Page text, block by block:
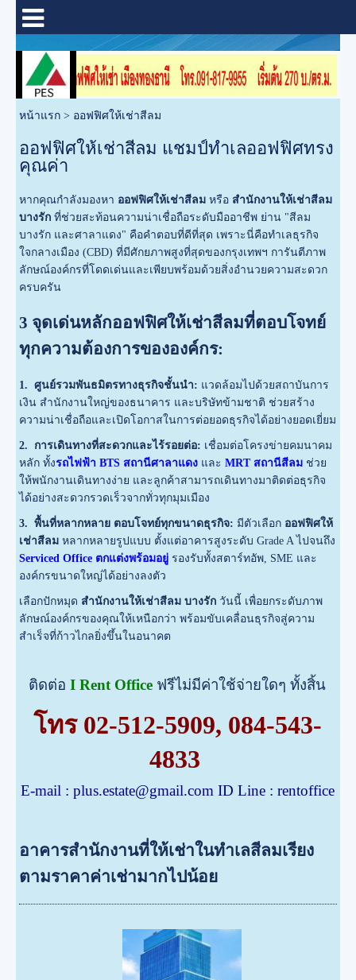
หน้าแรก > ออฟฟิศให้เช่าสีลม
ออฟฟิศให้เช่าสีลม แชมป์ทำเลออฟฟิศทรง
คุณค่า
หากคุณกำลังมองหา ออฟฟิศให้เช่าสีลม หรือ สำนักงานให้เช่าสีลม
บางรัก ที่ช่วยสะท้อนความน่าเชื่อถือระดับมืออาชีพ ย่าน "สีลม
บางรัก และศาลาแดง" คือคำตอบที่ดีที่สุด เพราะนี่คือทำเลธุรกิจ
ใจกลางเมือง (CBD) ที่มีศักยภาพสูงที่สุดของกรุงเทพฯ การันตีภาพ
ลักษณ์องค์กรที่โดดเด่นและเพียบพร้อมด้วยสิ่งอำนวยความสะดวก
ครบครัน
3 จุดเด่นหลักออฟฟิศให้เช่าสีลมที่ตอบโจทย์
ทุกความต้องการขององค์กร:
1. ศูนย์รวมพันธมิตรทางธุรกิจชั้นนำ: แวดล้อมไปด้วยสถาบันการ
เงิน สำนักงานใหญ่ของธนาคาร และบริษัทข้ามชาติ ช่วยสร้าง
ความน่าเชื่อถือและเปิดโอกาสในการต่อยอดธุรกิจได้อย่างยอดเยี่ยม
2. การเดินทางที่สะดวกและไร้รอยต่อ: เชื่อมต่อโครงข่ายคมนาคม
หลัก ทั้งรถไฟฟ้า BTS สถานีศาลาแดง และMRT สถานีสีลม ช่วย
ให้พนักงานเดินทางง่าย และลูกค้าสามารถเดินทางมาติดต่อธุรกิจ
ได้อย่างสะดวกรวดเร็วจากทั่วทุกมุมเมือง
3. พื้นที่หลากหลาย ตอบโจทย์ทุกขนาดธุรกิจ: มีตัวเลือก ออฟฟิศให้
เช่าสีลม หลากหลายรูปแบบ ตั้งแต่อาคารสูงระดับ Grade A ไปจนถึง
Serviced Office ตกแต่งพร้อมอยู่ รองรับทั้งสตาร์ทอัพ, SME และ
องค์กรขนาดใหญ่ได้อย่างลงตัว
เลือกปักหมุด สำนักงานให้เช่าสีลม บางรัก วันนี้ เพื่อยกระดับภาพ
ลักษณ์องค์กรของคุณให้เหนือกว่า พร้อมขับเคลื่อนธุรกิจสู่ความ
สำเร็จที่ก้าวไกลยิ่งขึ้นในอนาคต
ติดต่อI Rent Office ฟรีไม่มีค่าใช้จ่ายใดๆ ทั้งสิ้น
โทร 02-512-5909, 084-543-
4833
E-mail :plus.estate@gmail.com ID Line : rentoffice
อาคารสำนักงานที่ให้เช่าในทำเลสีลมเรียง
ตามราคาค่าเช่ามากไปน้อย